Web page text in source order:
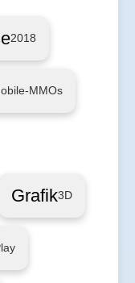
2018
MMOs
Grafik3D